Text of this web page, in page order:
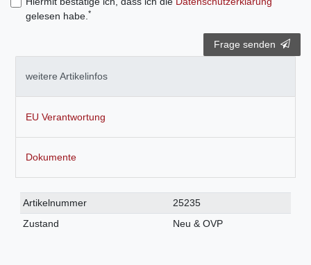
gelesen habe. *
Frage senden
weitere Artikelinfos
EU Verantwortung
Dokumente
Technisches
Merkmal
Wert
Artikelnummer
25235
Zustand
Neu & OVP